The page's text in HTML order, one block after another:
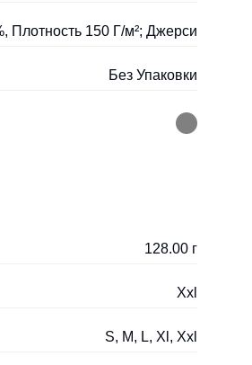
Плотность 150 Г/м²; Джерси
Без Упаковки
128.00 г
Xxl
S, M, L, Xl, Xxl